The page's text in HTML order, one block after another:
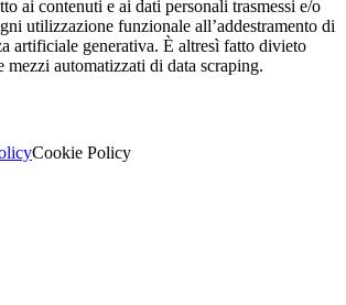
ai contenuti e ai dati personali trasmessi e/o
utilizzazione funzionale all’addestramento di
artificiale generativa. È altresì fatto divieto
mezzi automatizzati di data scraping.
Cookie Policy